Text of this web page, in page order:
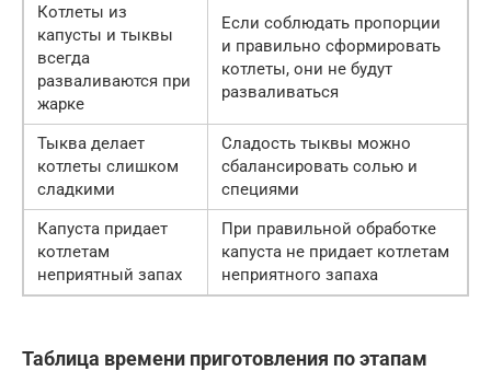
Котлеты из
капусты и тыквы
всегда
разваливаются при
жарке
Если соблюдать пропорции
и правильно сформировать
котлеты, они не будут
разваливаться
Тыква делает
котлеты слишком
сладкими
Сладость тыквы можно
сбалансировать солью и
специями
Капуста придает
котлетам
неприятный запах
При правильной обработке
капуста не придает котлетам
неприятного запаха
Таблица времени приготовления по этапам